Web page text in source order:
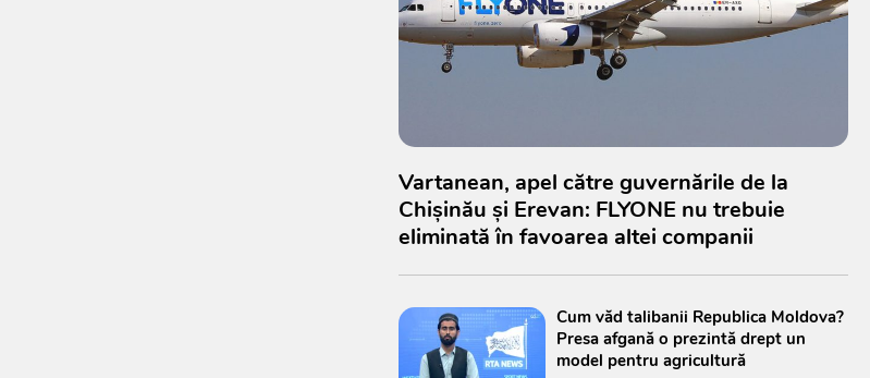
Vartanean, apel către guvernările de la
Chișinău și Erevan: FLYONE nu trebuie
eliminată în favoarea altei companii
Cum văd talibanii Republica Moldova?
Presa afgană o prezintă drept un
model pentru agricultură